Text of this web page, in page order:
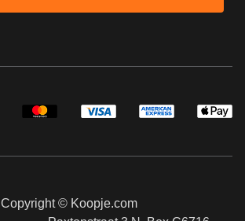
Copyright © Koopje.com